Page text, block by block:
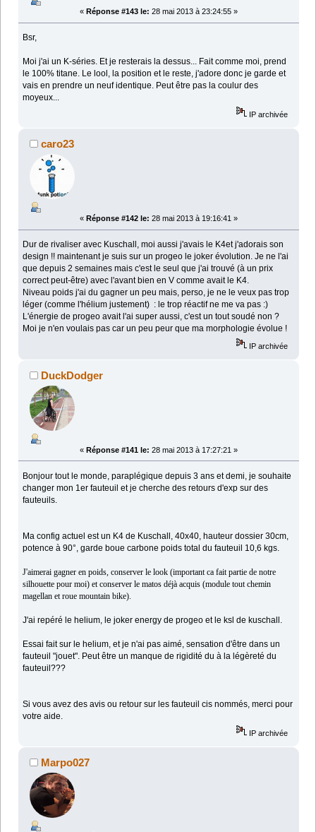
« Réponse #143 le: 28 mai 2013 à 23:24:55 »
Bsr,
Moi j'ai un K-séries. Et je resterais la dessus... Fait comme moi, prend
le 100% titane. Le lool, la position et le reste, j'adore donc je garde et
vais en prendre un neuf identique. Peut être pas la coulur des
moyeux...
IP archivée
caro23
« Réponse #142 le: 28 mai 2013 à 19:16:41 »
Dur de rivaliser avec Kuschall, moi aussi j'avais le K4et j'adorais son
design !! maintenant je suis sur un progeo le joker évolution. Je ne l'ai
que depuis 2 semaines mais c'est le seul que j'ai trouvé (à un prix
correct peut-être) avec l'avant bien en V comme avait le K4.
Niveau poids j'ai du gagner un peu mais, perso, je ne le veux pas trop
léger (comme l'hélium justement) : le trop réactif ne me va pas :)
L'énergie de progeo avait l'ai super aussi, c'est un tout soudé non ?
Moi je n'en voulais pas car un peu peur que ma morphologie évolue !
IP archivée
DuckDodger
« Réponse #141 le: 28 mai 2013 à 17:27:21 »
Bonjour tout le monde, paraplégique depuis 3 ans et demi, je souhaite
changer mon 1er fauteuil et je cherche des retours d'exp sur des
fauteuils.
Ma config actuel est un K4 de Kuschall, 40x40, hauteur dossier 30cm,
potence à 90°, garde boue carbone poids total du fauteuil 10,6 kgs.
J'aimerai gagner en poids, conserver le look (important ca fait partie de notre
silhouette pour moi) et conserver le matos déjà acquis (module tout chemin
magellan et roue mountain bike).
J'ai repéré le helium, le joker energy de progeo et le ksl de kuschall.
Essai fait sur le helium, et je n'ai pas aimé, sensation d'être dans un
fauteuil "jouet". Peut être un manque de rigidité du à la légèreté du
fauteuil???
Si vous avez des avis ou retour sur les fauteuil cis nommés, merci pour
votre aide.
IP archivée
Marpo027